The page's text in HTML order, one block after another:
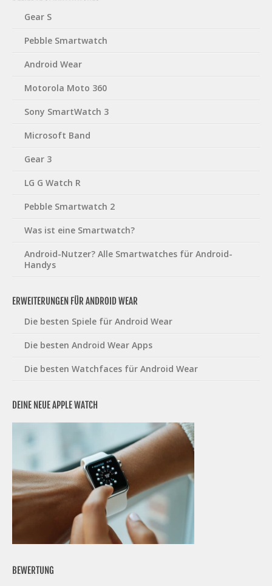
Gear S
Pebble Smartwatch
Android Wear
Motorola Moto 360
Sony SmartWatch 3
Microsoft Band
Gear 3
LG G Watch R
Pebble Smartwatch 2
Was ist eine Smartwatch?
Android-Nutzer? Alle Smartwatches für Android-
Handys
ERWEITERUNGEN FÜR ANDROID WEAR
Die besten Spiele für Android Wear
Die besten Android Wear Apps
Die besten Watchfaces für Android Wear
DEINE NEUE APPLE WATCH
BEWERTUNG